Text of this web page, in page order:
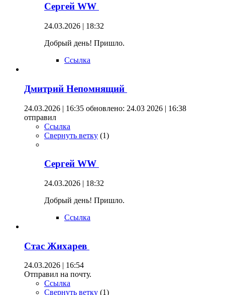
Сергей WW
24.03.2026 | 18:32
Добрый день! Пришло.
Ссылка
Дмитрий Непомнящий
24.03.2026 | 16:35 обновлено: 24.03 2026 | 16:38
отправил
Ссылка
Свернуть ветку (1)
Сергей WW
24.03.2026 | 18:32
Добрый день! Пришло.
Ссылка
Стас Жихарев
24.03.2026 | 16:54
Отправил на почту.
Ссылка
Свернуть ветку (1)